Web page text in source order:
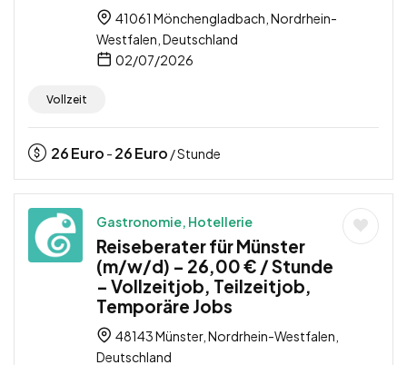
41061 Mönchengladbach, Nordrhein-
Westfalen, Deutschland
02/07/2026
Vollzeit
26Euro - 26Euro / Stunde
Gastronomie, Hotellerie
Reiseberater für Münster
(m/w/d) – 26,00 € / Stunde
– Vollzeitjob, Teilzeitjob,
Temporäre Jobs
48143 Münster, Nordrhein-Westfalen,
Deutschland